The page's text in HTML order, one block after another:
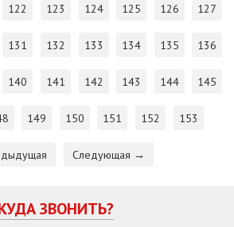
122 123 124 125 126 127
131 132 133 134 135 136
140 141 142 143 144 145
149 150 151 152 153
Следующая →
ЗВОНИТЬ?